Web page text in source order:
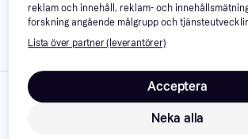
Vit,
Natur, Svart,
Multifärgad
ng,
reklam och innehåll, reklam- och
forskning angående målgrupp och
Lista över partner (leverantörer)
Neka alla
Acceptera